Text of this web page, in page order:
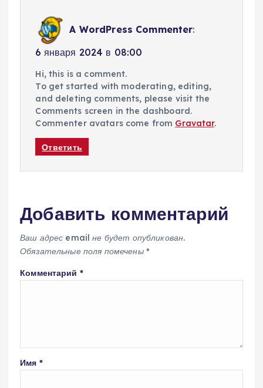
A WordPress Commenter:
6 января 2024 в 08:00
Hi, this is a comment.
To get started with moderating, editing,
and deleting comments, please visit the
Comments screen in the dashboard.
Commenter avatars come from Gravatar.
Ответить
Добавить комментарий
Ваш адрес email не будет опубликован.
Обязательные поля помечены *
Комментарий *
Имя *